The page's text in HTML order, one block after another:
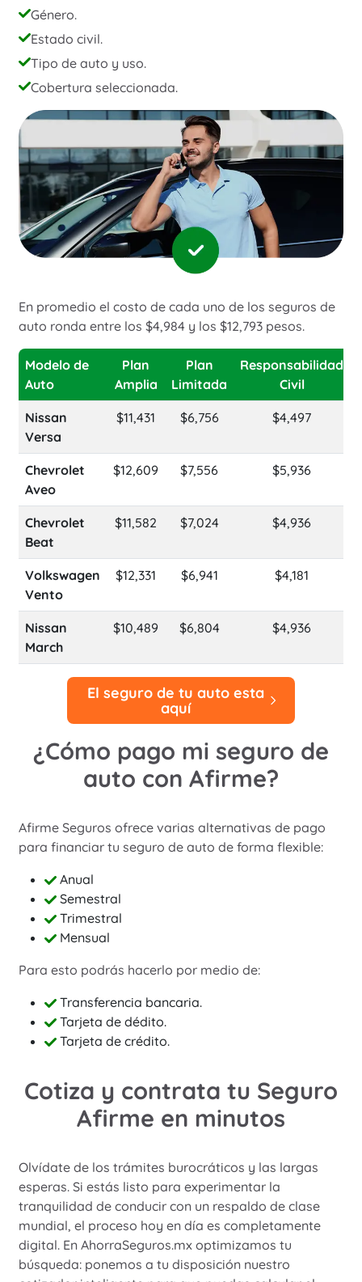
Género.
Estado civil.
Tipo de auto y uso.
Cobertura seleccionada.
En promedio el costo de cada uno de los seguros de
auto ronda entre los $4,984 y los $12,793 pesos.
Modelo de
Auto
Plan
Amplia
Plan
Limitada
Responsabilidad
Civil
Nissan
Versa
$11,431 $6,756 $4,497
Chevrolet
Aveo
$12,609 $7,556 $5,936
Chevrolet
Beat
$11,582 $7,024 $4,936
Volkswagen
Vento
$12,331 $6,941 $4,181
Nissan
March
$10,489 $6,804 $4,936
El seguro de tu auto esta
aquí
¿Cómo pago mi seguro de
auto con Afirme?
Afirme Seguros ofrece varias alternativas de pago
para financiar tu seguro de auto de forma flexible:
Anual
Semestral
Trimestral
Mensual
Para esto podrás hacerlo por medio de:
Transferencia bancaria.
Tarjeta de dédito.
Tarjeta de crédito.
Cotiza y contrata tu Seguro
Afirme en minutos
Olvídate de los trámites burocráticos y las largas
esperas. Si estás listo para experimentar la
tranquilidad de conducir con un respaldo de clase
mundial, el proceso hoy en día es completamente
digital. En AhorraSeguros.mx optimizamos tu
búsqueda: ponemos a tu disposición nuestro